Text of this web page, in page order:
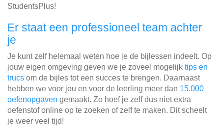
StudentsPlus!
Er staat een professioneel team achter
je
Je kunt zelf helemaal weten hoe je de bijlessen indeelt. Op
jouw eigen omgeving geven we je zoveel mogelijk tips en
trucs om de bijles tot een succes te brengen. Daarnaast
hebben we voor jou en voor de leerling meer dan 15.000
oefenopgaven gemaakt. Zo hoef je zelf dus niet extra
oefenstof online op te zoeken of zelf te maken. Dit scheelt
je weer veel tijd!